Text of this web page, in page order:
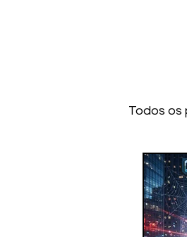
Todos os
IOS